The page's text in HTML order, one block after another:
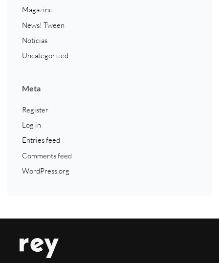
Magazine
News! Tween
Noticias
Uncategorized
Meta
Register
Log in
Entries feed
Comments feed
WordPress.org